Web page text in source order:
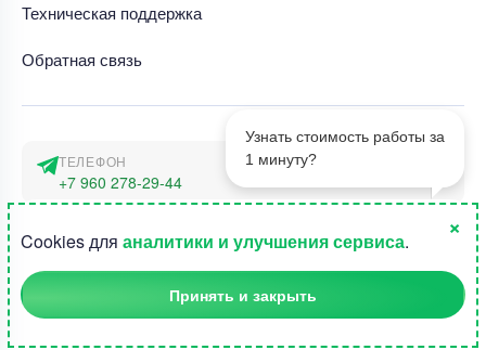
1
Узнать стоимость работы за
1 минуту?
Техническая поддержка
Обратная связь
ТЕЛЕФОН
+7 960 278-29-44
г. Москва, наб. Тараса Шевченко 23а
©2015-2026, Студландия -
Cookies для аналитики и улучшения сервиса.
×
Принять и закрыть